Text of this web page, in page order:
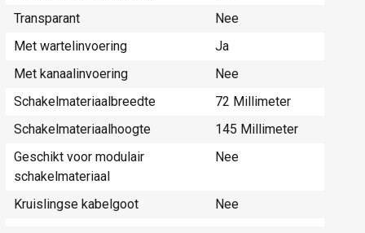
Transparant
Nee
Met wartelinvoering
Ja
Met kanaalinvoering
Nee
Schakelmateriaalbreedte
72 Millimeter
Schakelmateriaalhoogte
145 Millimeter
Geschikt voor modulair
schakelmateriaal
Nee
Kruislingse kabelgoot Nee